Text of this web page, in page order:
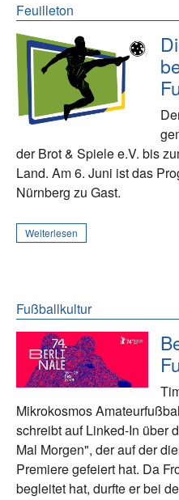
Feuilleton
der Brot & Spiele e.V. bis
Land. Am 6. Juni ist das
Nürnberg zu Gast.
Weiterlesen
Fußballkultur
Mikrokosmos
schreibt auf Linked-In über
Mal Morgen", der auf der
Premiere gefeiert hat. Da
begleitet hat, durfte er bei